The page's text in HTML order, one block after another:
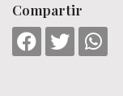
Compartir